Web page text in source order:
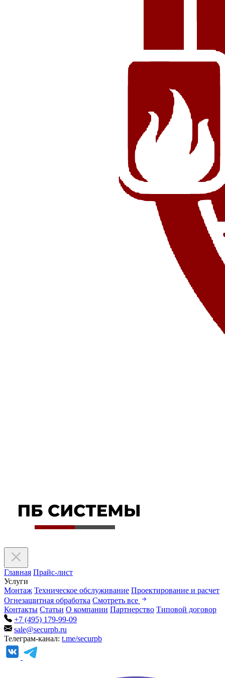
Главная Прайс-лист
Услуги
Монтаж Техническое обслуживание Проектирование и расчет
Огнезащитная обработка Смотреть все
Контакты Статьи О компании Партнерство Типовой договор
+7 (495) 179-99-09
sale@securpb.ru
Телеграм-канал: t.me/securpb